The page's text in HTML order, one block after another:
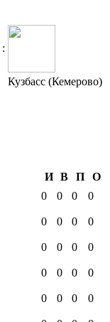
:
Кузбасс (Кемерово)
И В П
О
0 0 0 0
0 0 0 0
0 0 0 0
0 0 0 0
0 0 0 0